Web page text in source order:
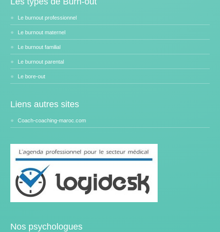
Le burnout professionnel
Le burnout maternel
Le burnout familial
Le burnout parental
Le bore-out
Liens autres sites
Coach-coaching-maroc.com
Nos psychologues